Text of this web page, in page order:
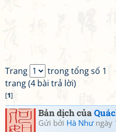
Trang
trong tổng số 1
trang (4 bài trả lời)
[1]
Bản dịch của
Gửi bởi Hà Nhưngày